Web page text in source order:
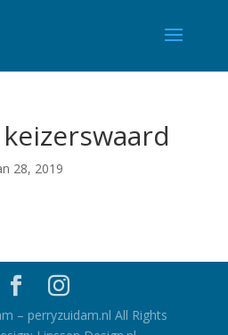
28, 2019
– perryzuidam.nl All Rights